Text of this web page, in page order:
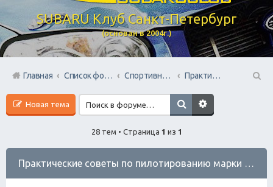
SUBARU Клуб Санкт-Петербург
(основан в 2004г.)
Главная Список форумов Спортивный раздел
Практические советы по пилотированию марки Субару
Новая тема
28 тем • Страница 1 из 1
Практические советы по пилотированию марки Субару